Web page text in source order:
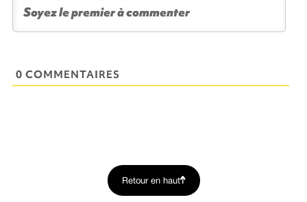
0 COMMENTAIRES
Retour en haut